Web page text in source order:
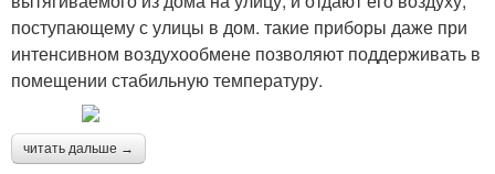
поступающему с улицы в дом. такие приборы даже при
интенсивном воздухообмене позволяют поддерживать в
помещении стабильную температуру.
читать дальше →